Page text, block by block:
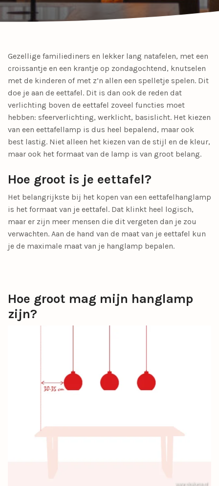
Gezellige familiediners en lekker lang natafelen, met een
croissantje en een krantje op zondagochtend, knutselen
met de kinderen of met z’n allen een spelletje spelen. Dit
doe je aan de eettafel. Dit is dan ook de reden dat
verlichting boven de eettafel zoveel functies moet
hebben: sfeerverlichting, werklicht, basislicht. Het kiezen
van een eettafellamp is dus heel bepalend, maar ook
best lastig. Niet alleen het kiezen van de stijl en de kleur,
maar ook het formaat van de lamp is van groot belang.
Hoe groot is je eettafel?
Het belangrijkste bij het kopen van een eettafelhanglamp
is het formaat van je eettafel. Dat klinkt heel logisch,
maar er zijn meer mensen die dit vergeten dan je zou
verwachten. Aan de hand van de maat van je eettafel kun
je de maximale maat van je hanglamp bepalen.
Hoe groot mag mijn hanglamp
zijn?